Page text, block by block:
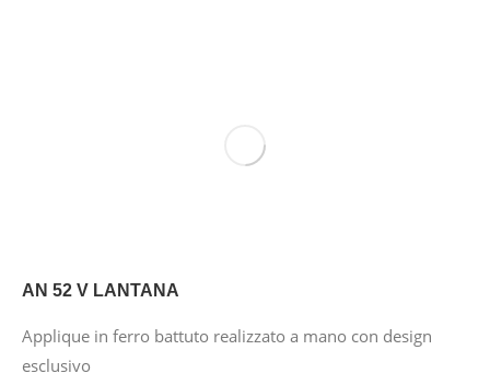
AN 52 V LANTANA
Applique in ferro battuto realizzato a mano con design
esclusivo